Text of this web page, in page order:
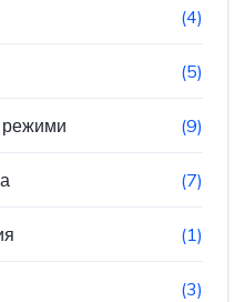
(4)
(5)
режими (9)
(7)
(1)
(3)